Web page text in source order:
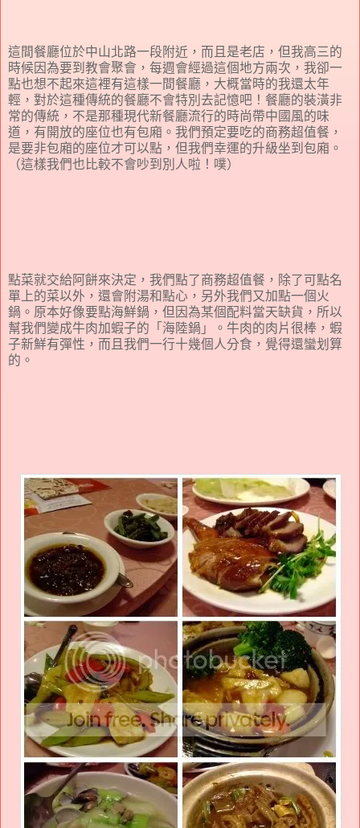
這間餐廳位於中山北路一段附近，而且是老店，但我高三的
時候因為要到教會聚會，每週會經過這個地方兩次，我卻一
點也想不起來這裡有這樣一間餐廳，大概當時的我還太年
輕，對於這種傳統的餐廳不會特別去記憶吧！餐廳的裝潢非
常的傳統，不是那種現代新餐廳流行的時尚帶中國風的味
道，有開放的座位也有包廂。我們預定要吃的商務超值餐，
是要非包廂的座位才可以點，但我們幸運的升級坐到包廂。
（這樣我們也比較不會吵到別人啦！噗）
點菜就交給阿餅來決定，我們點了商務超值餐，除了可點名
單上的菜以外，還會附湯和點心，另外我們又加點一個火
鍋。原本好像要點海鮮鍋，但因為某個配料當天缺貨，所以
幫我們變成牛肉加蝦子的「海陸鍋」。牛肉的肉片很棒，蝦
子新鮮有彈性，而且我們一行十幾個人分食，覺得還蠻划算
的。